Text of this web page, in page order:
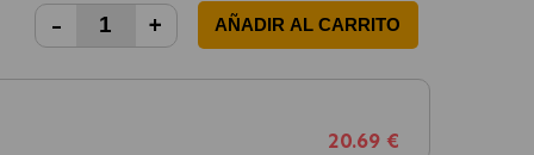
- + AÑADIR AL CARRITO
20.69 €